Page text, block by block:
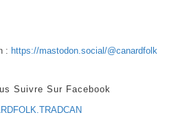
: https://mastodon.social/@canardfolk
Suivre Sur Facebook